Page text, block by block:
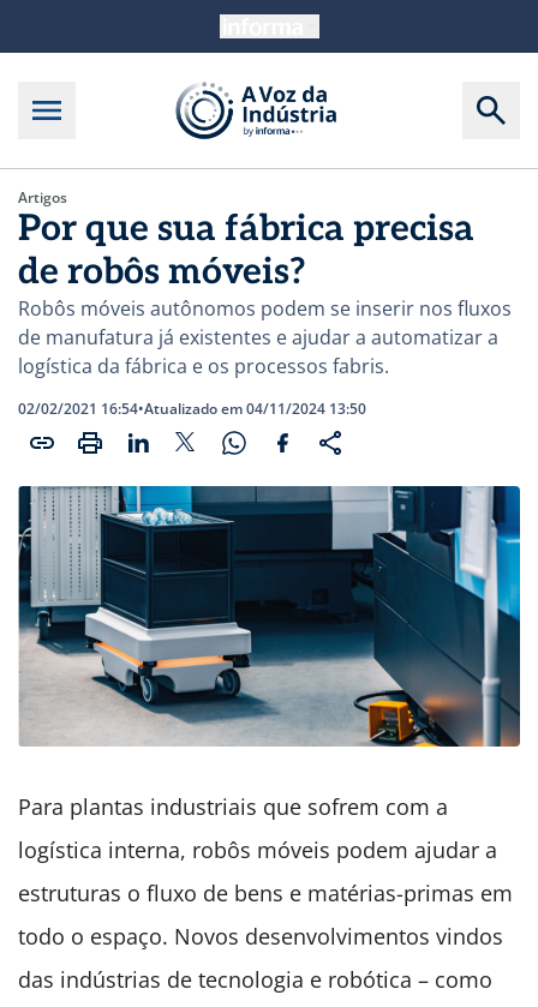
Artigos
Por que sua fábrica precisa
de robôs móveis?
Robôs móveis autônomos podem se inserir nos fluxos
de manufatura já existentes e ajudar a automatizar a
logística da fábrica e os processos fabris.
02/02/2021 16:54•Atualizado em 04/11/2024 13:50
Para plantas industriais que sofrem com a
logística interna, robôs móveis podem ajudar a
estruturas o fluxo de bens e matérias-primas em
todo o espaço. Novos desenvolvimentos vindos
das indústrias de tecnologia e robótica – como